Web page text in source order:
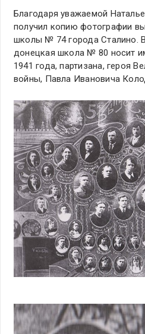
Благодаря уважаемой
получил копию фотографии
школы № 74 города Сталино.
донецкая школа № 80 носит
1941 года, партизана, героя
войны, Павла Ивановича